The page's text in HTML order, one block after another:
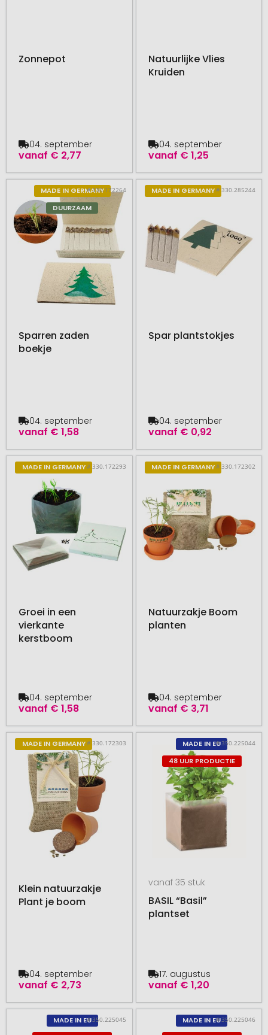
Zonnepot
vanaf € 2,77
04. september
Natuurlijke Vlies
Kruiden
vanaf € 1,25
04. september
MADE IN GERMANY
DUURZAAM
# 330.172264
Sparren zaden
boekje
vanaf € 1,58
04. september
MADE IN GERMANY# 330.285244
Spar plantstokjes
vanaf € 0,92
04. september
MADE IN GERMANY# 330.172293
Groei in een
vierkante
kerstboom
vanaf € 1,58
04. september
MADE IN GERMANY# 330.172302
Natuurzakje Boom
planten
vanaf € 3,71
04. september
MADE IN GERMANY# 330.172303
Klein natuurzakje
Plant je boom
vanaf € 2,73
04. september
MADE IN EU
48 UUR PRODUCTIE
# 350.225044
vanaf 35 stuk
BASIL “Basil”
plantset
vanaf € 1,20
17. augustus
MADE IN EU# 350.225045
MADE IN EU# 350.225046